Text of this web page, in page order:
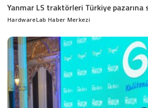
Yanmar LS traktörleri Türkiye pazarına
Posted
HardwareLab Haber Merkezi